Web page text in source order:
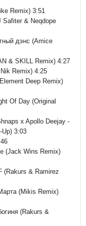
Remix) 3:51
Safiter & Neqdope
дэнс (Amice
& SKILL Remix) 4:27
Remix) 4:25
Deep Remix)
Of Day (Original
x Apollo Deejay -
3:03
(Jack Wins Remix)
(Rakurs & Ramirez
(Mikis Remix)
(Rakurs &